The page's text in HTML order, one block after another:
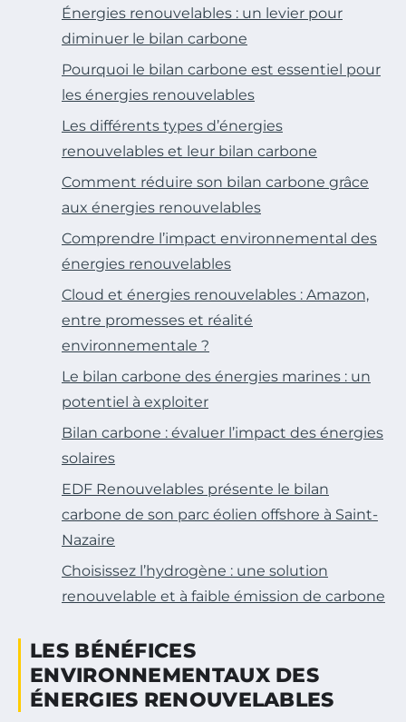
Énergies renouvelables : un levier pour
diminuer le bilan carbone
Pourquoi le bilan carbone est essentiel pour
les énergies renouvelables
Les différents types d’énergies
renouvelables et leur bilan carbone
Comment réduire son bilan carbone grâce
aux énergies renouvelables
Comprendre l’impact environnemental des
énergies renouvelables
Cloud et énergies renouvelables : Amazon,
entre promesses et réalité
environnementale ?
Le bilan carbone des énergies marines : un
potentiel à exploiter
Bilan carbone : évaluer l’impact des énergies
solaires
EDF Renouvelables présente le bilan
carbone de son parc éolien offshore à Saint-
Nazaire
Choisissez l’hydrogène : une solution
renouvelable et à faible émission de carbone
LES BÉNÉFICES
ENVIRONNEMENTAUX DES
ÉNERGIES RENOUVELABLES